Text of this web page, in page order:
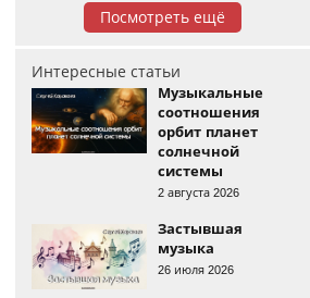
Посмотреть ещё
Интересные статьи
Музыкальные
соотношения
орбит планет
солнечной
системы
2 августа 2026
Застывшая
музыка
26 июля 2026